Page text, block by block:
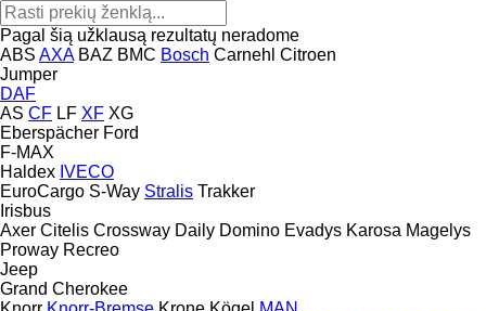
Pagal šią užklausą rezultatų neradome
ABS AXA BAZ BMC Bosch Carnehl Citroen
Jumper
DAF
AS CF LF XF XG
Eberspächer Ford
F-MAX
Haldex IVECO
EuroCargo S-Way Stralis Trakker
Irisbus
Axer Citelis Crossway Daily Domino Evadys Karosa Magelys
Proway Recreo
Jeep
Grand Cherokee